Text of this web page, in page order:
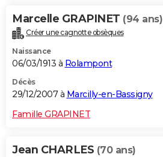
Marcelle GRAPINET (94 ans)
Créer une cagnotte obsèques
Naissance
06/03/1913 à Rolampont
Décès
29/12/2007 à Marcilly-en-Bassigny
Famille GRAPINET
Jean CHARLES (70 ans)